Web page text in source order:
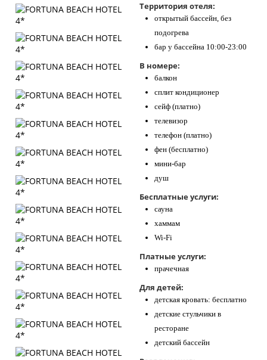
Территория отеля:
открытый бассейн, без
подогрева
бар у бассейна 10:00-23:00
В номере:
балкон
сплит кондиционер
сейф (платно)
телевизор
телефон (платно)
фен (бесплатно)
мини-бар
душ
Бесплатные услуги:
сауна
хаммам
Wi-Fi
Платные услуги:
прачечная
Для детей:
детская кровать: бесплатно
детские стульчики в
ресторане
детский бассейн